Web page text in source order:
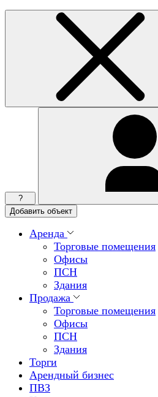
?
Добавить объект
Аренда
Торговые помещения
Офисы
ПСН
Здания
Продажа
Торговые помещения
Офисы
ПСН
Здания
Торги
Арендный бизнес
ПВЗ